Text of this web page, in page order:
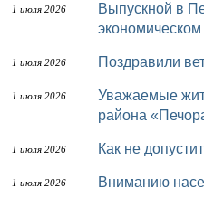
1 июля 2026
Выпускной в Печорском промышленно-
1 июля 2026 Поздравили
1 июля 2026
Уважаемые жители и гости муниципального
района
1 июля 2026 Как не
1 июля 2026 Вниманию